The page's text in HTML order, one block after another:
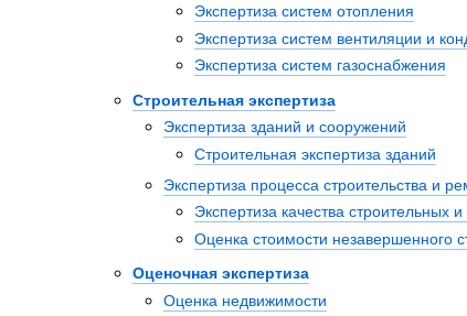
Экспертиза систем отопления
Экспертиза систем вентиляции и
Экспертиза систем газоснабжения
Строительная экспертиза
Экспертиза зданий и сооружений
Строительная экспертиза зданий
Экспертиза процесса строительства и
Экспертиза качества строительных
Оценка стоимости незавершенного
Оценочная экспертиза
Оценка недвижимости